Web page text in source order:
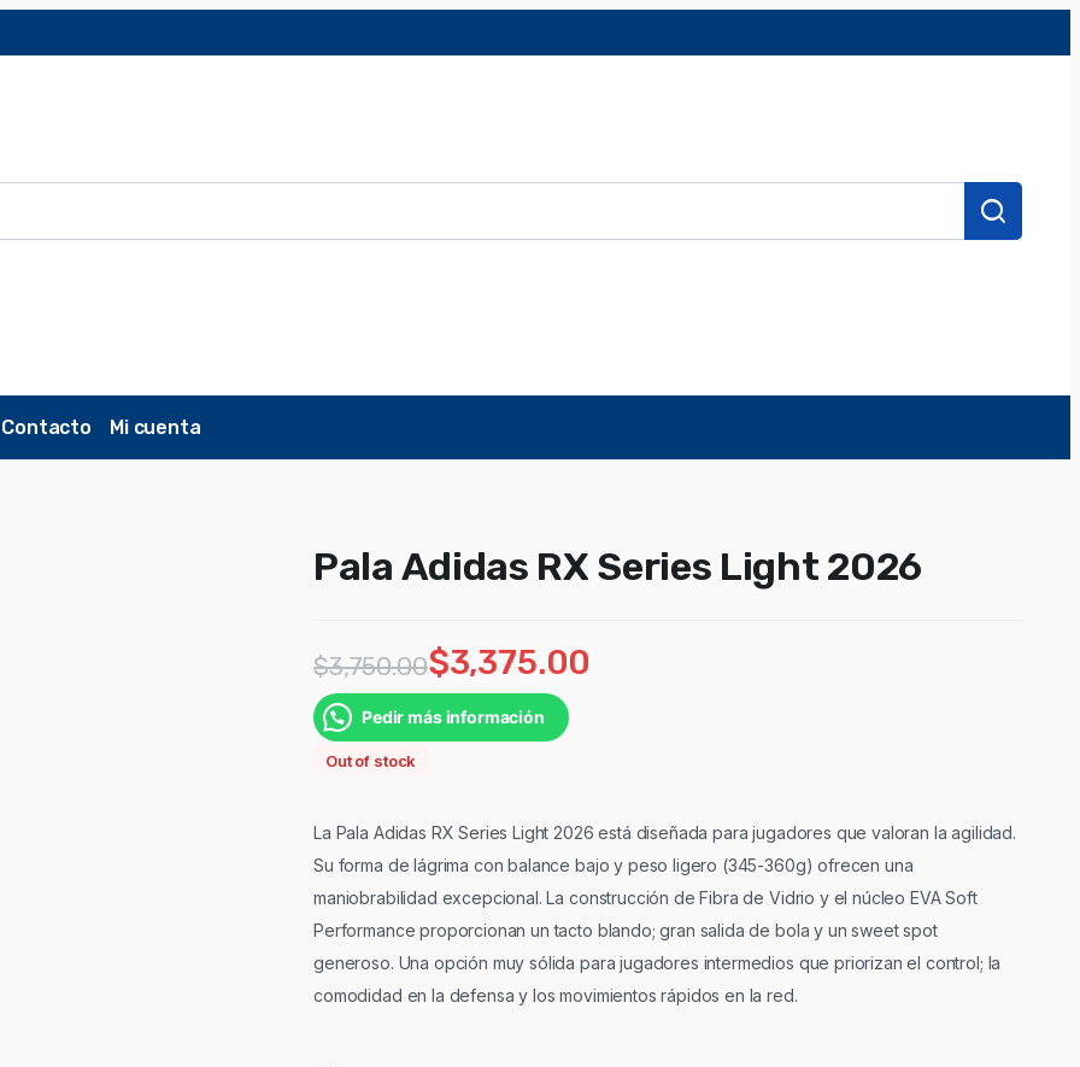
Contacto Mi cuenta
Pala Adidas RX Series Light 2026
$3,750.00$3,375.00
Pedir más información
Out of stock
La Pala Adidas RX Series Light 2026 está diseñada para jugadores que valoran la agilidad.
Su forma de lágrima con balance bajo y peso ligero (345-360g) ofrecen una
maniobrabilidad excepcional. La construcción de Fibra de Vidrio y el núcleo EVA Soft
Performance proporcionan un tacto blando; gran salida de bola y un sweet spot
generoso. Una opción muy sólida para jugadores intermedios que priorizan el control; la
comodidad en la defensa y los movimientos rápidos en la red.